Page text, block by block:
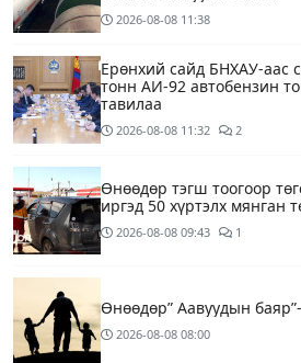
2026-08-08 11:38
Ерөнхий сайд БНХАУ-аас
тонн АИ-92 автобензин
тавилаа
2026-08-08 11:32 2
Өнөөдөр тэгш тоогоор
иргэд 50 хүртэлх мянган
2026-08-08 09:43 1
Өнөөдөр” Аавуудын
2026-08-08 08:00